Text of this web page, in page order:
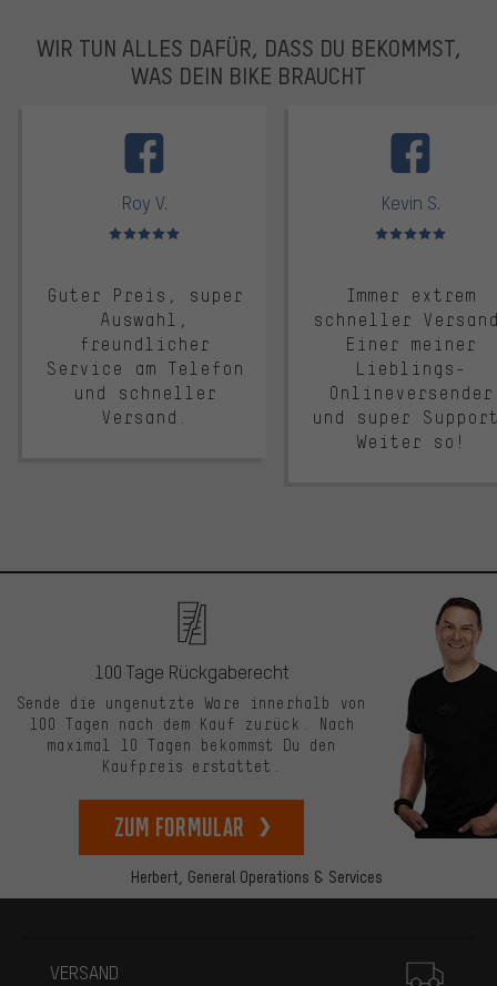
WIR TUN ALLES DAFÜR, DASS DU BEKOMMST,
WAS DEIN BIKE BRAUCHT
Roy V.
Bewertungen: 5 von 5
Guter Preis, super
Auswahl,
freundlicher
Service am Telefon
und schneller
Versand.
Kevin S.
Bewertungen: 5 von 5
Immer extrem
schneller
Einer meiner
Lieblings-
Onlineversender
und super
Weiter so!
Herbert, General Operations & Services
100 Tage Rückgaberecht
Sende die ungenutzte Ware innerhalb von
100 Tagen nach dem Kauf zurück. Nach
maximal 10 Tagen bekommst Du den
Kaufpreis erstattet.
zum Formular
VERSAND